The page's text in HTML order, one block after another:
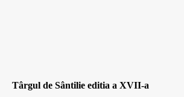
Târgul de Sântilie editia a XVII-a